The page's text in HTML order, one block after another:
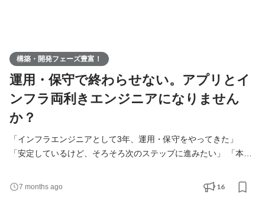
構築・開発フェーズ豊富！
運用・保守で終わらせない。アプリとイ
ンフラ両利きエンジニアになりません
か？
「インフラエンジニアとして3年、運用・保守をやってきた」
「安定しているけど、そろそろ次のステップに進みたい」 「本当
てもらえない…」 そんな想いを抱えているあなたへ。 わのせんす
には、インフラの経験を活かしながら、成長の方向を広げられる
7 months ago 16